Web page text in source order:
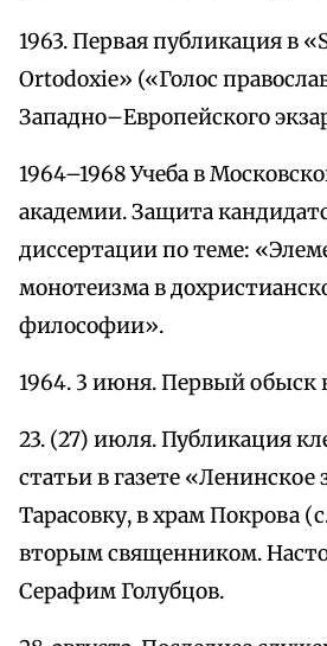
1963. Первая публикация в
Ortodoxie» («Голос
Западно–Европейского
1964–1968 Учеба в
академии. Защита
диссертации по теме:
монотеизма в
философии».
1964. 3 июня. Первый обыск
23. (27) июля. Публикация
статьи в газете «Ленинское
Тарасовку, в храм Покрова
вторым священником.
Серафим Голубцов.